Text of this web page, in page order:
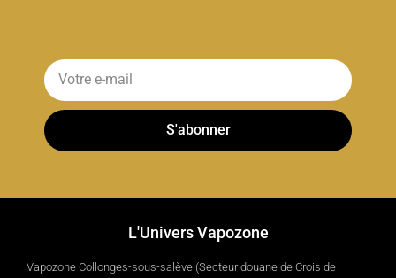
S'abonner
L'Univers Vapozone
Vapozone Collonges-sous-salève (Secteur douane de Crois de